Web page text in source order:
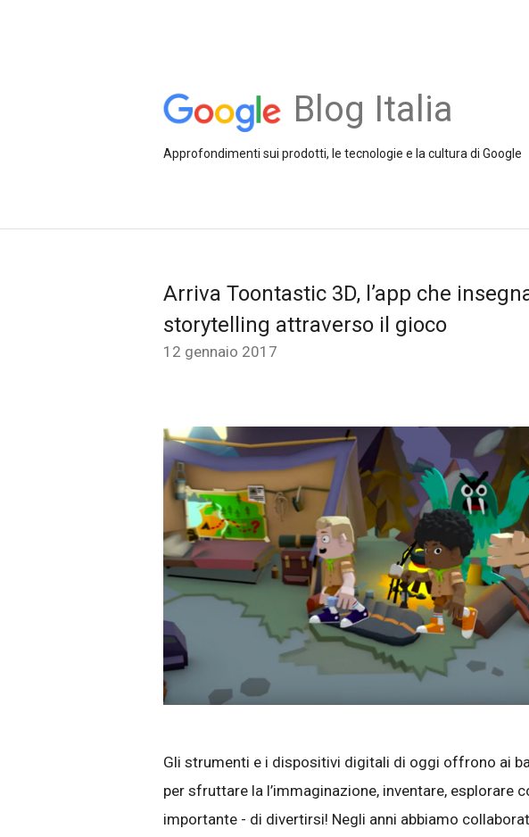
Blog Italia
Approfondimenti sui prodotti, le tecnologie e la cultura di Google
Arriva Toontastic 3D, l’app che
storytelling attraverso il gioco
12 gennaio 2017
Gli strumenti e i dispositivi digitali di oggi offrono ai
per sfruttare la l’immaginazione, inventare, esplorare
importante - di divertirsi! Negli anni abbiamo